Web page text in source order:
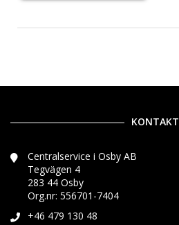
KONTAKT
Centralservice i Osby AB
Tegvägen 4
283 44 Osby
Org.nr: 556701-7404
+46 479 130 48